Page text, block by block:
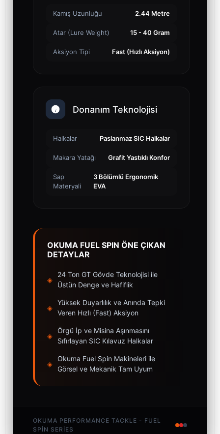
Kamış Uzunluğu 2.44 Metre
Atar (Lure Weight) 15 - 40 Gram
Aksiyon Tipi Fast (Hızlı Aksiyon)
Donanım Teknolojisi
Halkalar Paslanmaz SIC Halkalar
Makara Yatağı Grafit Yastıklı Konfor
Sap
Materyali
3 Bölümlü Ergonomik
EVA
OKUMA FUEL SPIN ÖNE ÇIKAN
DETAYLAR
◈
24 Ton GT Gövde Teknolojisi ile
Üstün Denge ve Hafiflik
◈
Yüksek Duyarlılık ve Anında Tepki
Veren Hızlı (Fast) Aksiyon
◈
Örgü İp ve Misina Aşınmasını
Sıfırlayan SIC Kılavuz Halkalar
◈
Okuma Fuel Spin Makineleri ile
Görsel ve Mekanik Tam Uyum
OKUMA PERFORMANCE TACKLE - FUEL
SPIN SERIES